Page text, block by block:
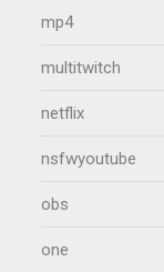
mp4
multitwitch
netflix
nsfwyoutube
obs
one